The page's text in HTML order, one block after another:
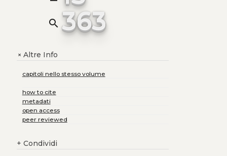
search 363
+Altre Info
capitoli nello stesso volume
how to cite
metadati
open access
peer reviewed
+ Condividi